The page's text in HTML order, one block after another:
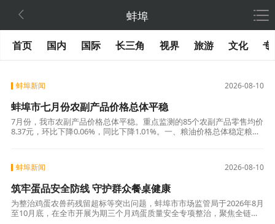
 蚌埠
首页 国内 国际 长三角 视界 旅游 文化 专
2026-08-10
蚌埠新闻
蚌埠市七月份农副产品价格总体平稳
7月份，我市农副产品价格总体平稳。重点监测的85个农副产品零售均价
8.37元，环比下降0.06%，同比下降1.01%。一、粮油价格总体稳定粮食
2026-08-10
蚌埠新闻
筑牢蛋品安全防线 守护群众餐桌健康
为整治鸡蛋农兽药残留超标等突出问题，蚌埠市市场监管局于2026年8月
至10月底，在全市开展为期三个月鸡蛋质量安全专项整治，聚焦全链条